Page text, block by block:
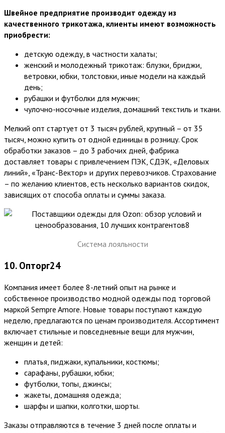
Швейное предприятие производит одежду из
качественного трикотажа, клиенты имеют возможность
приобрести:
детскую одежду, в частности халаты;
женский и молодежный трикотаж: блузки, бриджи,
ветровки, юбки, толстовки, иные модели на каждый
день;
рубашки и футболки для мужчин;
чулочно-носочные изделия, домашний текстиль и ткани.
Мелкий опт стартует от 3 тысяч рублей, крупный – от 35
тысяч, можно купить от одной единицы в розницу. Срок
обработки заказов – до 3 рабочих дней, фабрика
доставляет товары с привлечением ПЭК, СДЭК, «Деловых
линий», «Транс-Вектор» и других перевозчиков. Страхование
– по желанию клиентов, есть несколько вариантов скидок,
зависящих от способа оплаты и суммы заказа.
Система лояльности
10. Опторг24
Компания имеет более 8-летний опыт на рынке и
собственное производство модной одежды под торговой
маркой Sempre Amore. Новые товары поступают каждую
неделю, предлагаются по ценам производителя. Ассортимент
включает стильные и повседневные вещи для мужчин,
женщин и детей:
платья, пиджаки, купальники, костюмы;
сарафаны, рубашки, юбки;
футболки, топы, джинсы;
жакеты, домашняя одежда;
шарфы и шапки, колготки, шорты.
Заказы отправляются в течение 3 дней после оплаты и